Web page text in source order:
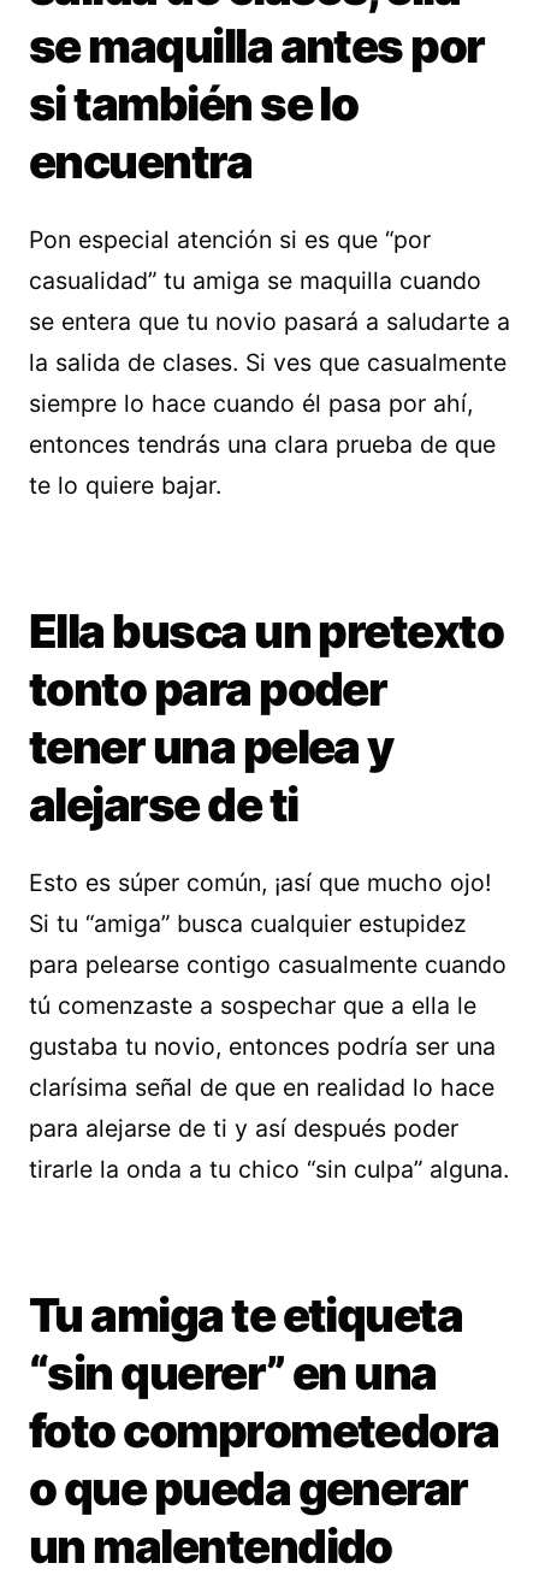
se maquilla antes por
si también se lo
encuentra
Pon especial atención si es que “por
casualidad” tu amiga se maquilla cuando
se entera que tu novio pasará a saludarte a
la salida de clases. Si ves que casualmente
siempre lo hace cuando él pasa por ahí,
entonces tendrás una clara prueba de que
te lo quiere bajar.
Ella busca un pretexto
tonto para poder
tener una pelea y
alejarse de ti
Esto es súper común, ¡así que mucho ojo!
Si tu “amiga” busca cualquier estupidez
para pelearse contigo casualmente cuando
tú comenzaste a sospechar que a ella le
gustaba tu novio, entonces podría ser una
clarísima señal de que en realidad lo hace
para alejarse de ti y así después poder
tirarle la onda a tu chico “sin culpa” alguna.
Tu amiga te etiqueta
“sin querer” en una
foto comprometedora
o que pueda generar
un malentendido